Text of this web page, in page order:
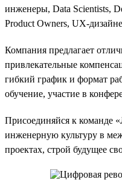
инженеры, Data Scientists,
Product Owners, UX-
Компания предлагает
привлекательные
гибкий график и формат
обучение, участие в
Присоединяйся к команде
инженерную культуру в
проектах, строй будущее